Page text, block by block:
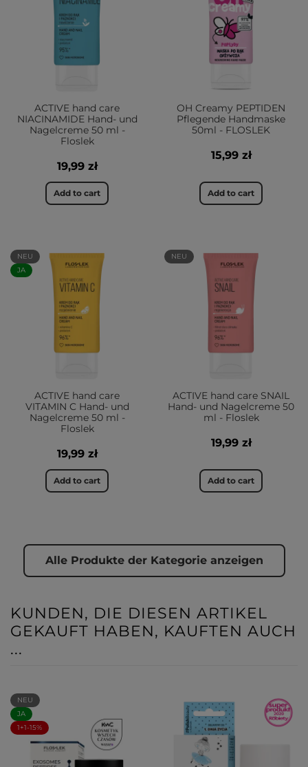
ACTIVE hand care
NIACINAMIDE Hand- und
Nagelcreme 50 ml -
Floslek
19,99 zł
Add to cart
OH Creamy PEPTIDEN
Pflegende Handmaske
50ml - FLOSLEK
15,99 zł
Add to cart
NEU
JA
ACTIVE hand care
VITAMIN C Hand- und
Nagelcreme 50 ml -
Floslek
19,99 zł
Add to cart
NEU
ACTIVE hand care SNAIL
Hand- und Nagelcreme 50
ml - Floslek
19,99 zł
Add to cart
Alle Produkte der Kategorie anzeigen
KUNDEN, DIE DIESEN ARTIKEL
GEKAUFT HABEN, KAUFTEN AUCH
...
NEU
JA
1+1-15%